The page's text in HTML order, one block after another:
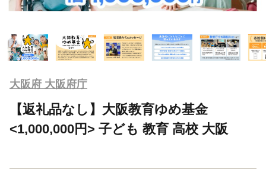
大阪府 大阪府庁
【返礼品なし】大阪教育ゆめ基金
<1,000,000円> 子ども 教育 高校 大阪